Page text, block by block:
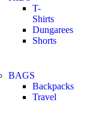
T-
Shirts
Dungarees
Shorts
BAGS
Backpacks
Travel